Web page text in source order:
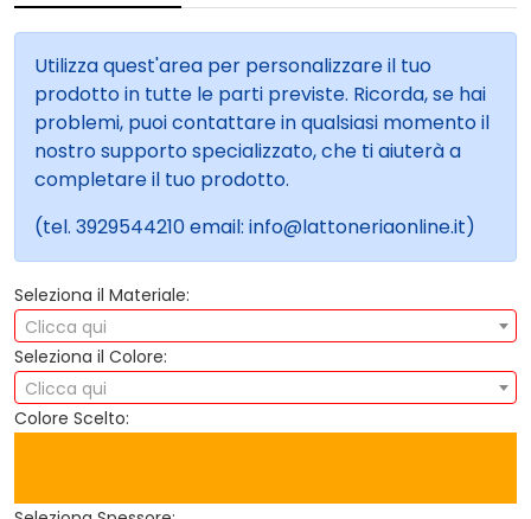
Utilizza quest'area per personalizzare il tuo
prodotto in tutte le parti previste. Ricorda, se hai
problemi, puoi contattare in qualsiasi momento il
nostro supporto specializzato, che ti aiuterà a
completare il tuo prodotto.
(tel. 3929544210 email: info@lattoneriaonline.it)
Seleziona il Materiale:
Clicca qui
Seleziona il Colore:
Clicca qui
Colore Scelto: